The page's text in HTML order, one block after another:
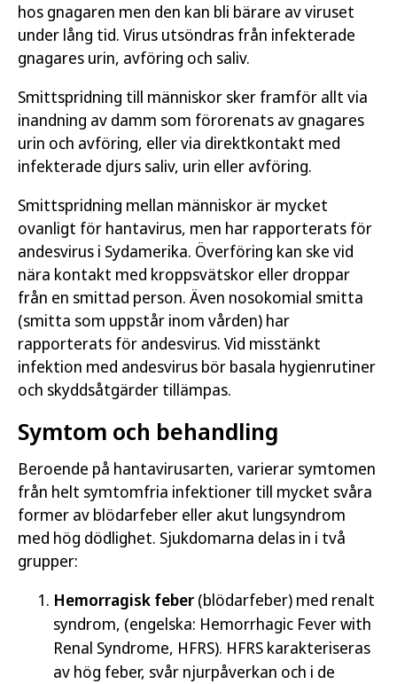
hos gnagaren men den kan bli bärare av viruset
under lång tid. Virus utsöndras från infekterade
gnagares urin, avföring och saliv.
Smittspridning till människor sker framför allt via
inandning av damm som förorenats av gnagares
urin och avföring, eller via direktkontakt med
infekterade djurs saliv, urin eller avföring.
Smittspridning mellan människor är mycket
ovanligt för hantavirus, men har rapporterats för
andesvirus i Sydamerika. Överföring kan ske vid
nära kontakt med kroppsvätskor eller droppar
från en smittad person. Även nosokomial smitta
(smitta som uppstår inom vården) har
rapporterats för andesvirus. Vid misstänkt
infektion med andesvirus bör basala hygienrutiner
och skyddsåtgärder tillämpas.
Symtom och behandling
Beroende på hantavirusarten, varierar symtomen
från helt symtomfria infektioner till mycket svåra
former av blödarfeber eller akut lungsyndrom
med hög dödlighet. Sjukdomarna delas in i två
grupper:
Hemorragisk feber (blödarfeber) med renalt
syndrom, (engelska: Hemorrhagic Fever with
Renal Syndrome, HFRS). HFRS karakteriseras
av hög feber, svår njurpåverkan och i de